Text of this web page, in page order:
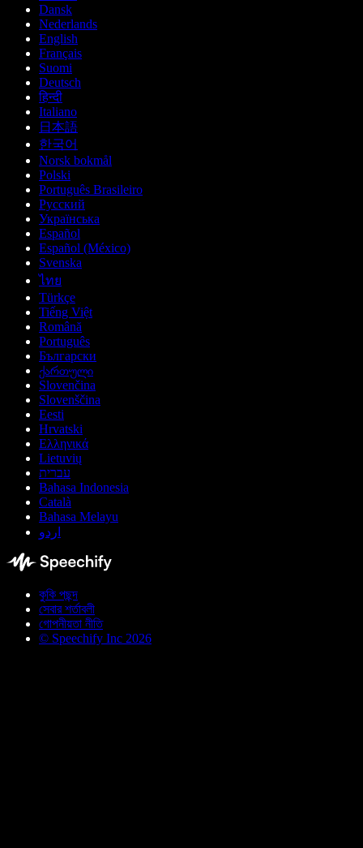
Dansk
Nederlands
English
Français
Suomi
Deutsch
हिन्दी
Italiano
日本語
한국어
Norsk bokmål
Polski
Português Brasileiro
Русский
Українська
Español
Español (México)
Svenska
ไทย
Türkçe
Tiếng Việt
Română
Português
Български
ქართული
Slovenčina
Slovenščina
Eesti
Hrvatski
Ελληνικά
Lietuvių
עברית
Bahasa Indonesia
Català
Bahasa Melayu
اردو
কুকি পছন্দ
সেবার শর্তাবলী
গোপনীয়তা নীতি
© Speechify Inc 2026